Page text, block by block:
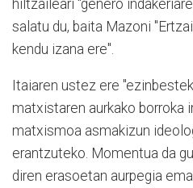
hiltzaileari "genero
salatu du, baita Mazoni
kendu izana ere".
Itaiaren ustez ere
matxistaren aurkako borroka
matxismoa asmakizun
erantzuteko. Momentua da
diren erasoetan aurpegia